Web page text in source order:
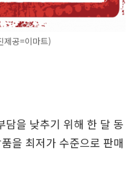
공=이마트)
담을 낮추기 위해 한 달 동
을 최저가 수준으로 판매